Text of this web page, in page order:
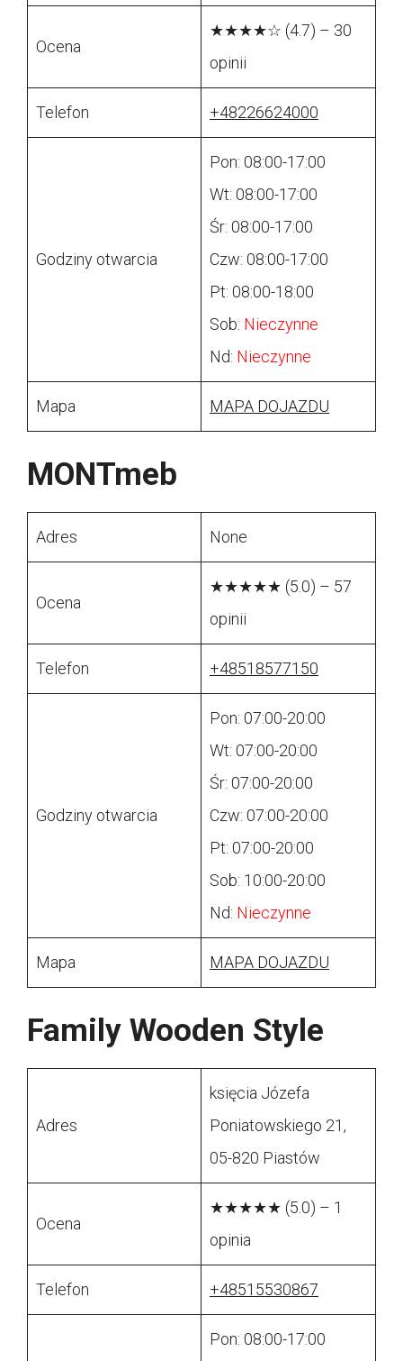
Ocena
★★★★☆ (4.7) – 30
opinii
Telefon +48226624000
Godziny otwarcia
Pon: 08:00-17:00
Wt: 08:00-17:00
Śr: 08:00-17:00
Czw: 08:00-17:00
Pt: 08:00-18:00
Sob: Nieczynne
Nd: Nieczynne
Mapa MAPA DOJAZDU
MONTmeb
Adres None
Ocena
★★★★★ (5.0) – 57
opinii
Telefon +48518577150
Godziny otwarcia
Pon: 07:00-20:00
Wt: 07:00-20:00
Śr: 07:00-20:00
Czw: 07:00-20:00
Pt: 07:00-20:00
Sob: 10:00-20:00
Nd: Nieczynne
Mapa MAPA DOJAZDU
Family Wooden Style
Adres
księcia Józefa
Poniatowskiego 21,
05-820 Piastów
Ocena
★★★★★ (5.0) – 1
opinia
Telefon +48515530867
Pon: 08:00-17:00